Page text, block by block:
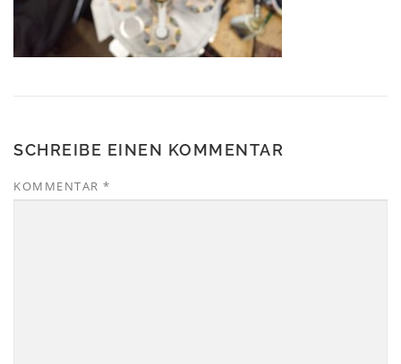
SCHREIBE EINEN KOMMENTAR
KOMMENTAR *